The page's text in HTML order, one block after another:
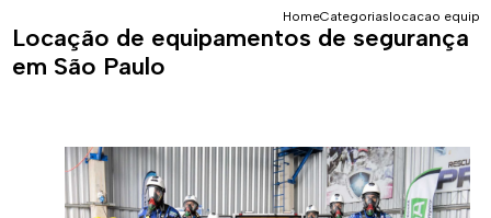
HomeCategoriaslocacao
Locação de equipamentos de segurança
em São Paulo